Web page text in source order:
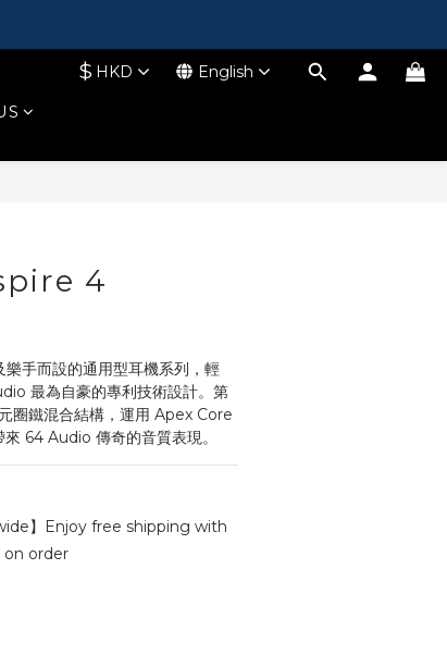
$ HKD English
4
手而設的通用型耳機系列，輕
最為自豪的專利技術設計。第
圈鐵混合結構，運用 Apex Core
64 Audio 傳奇的音質表現。
】Enjoy free shipping with
order